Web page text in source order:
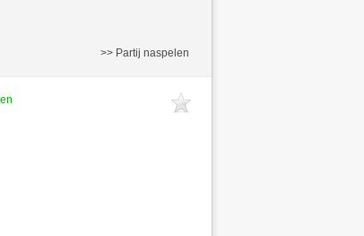
>> Partij naspelen